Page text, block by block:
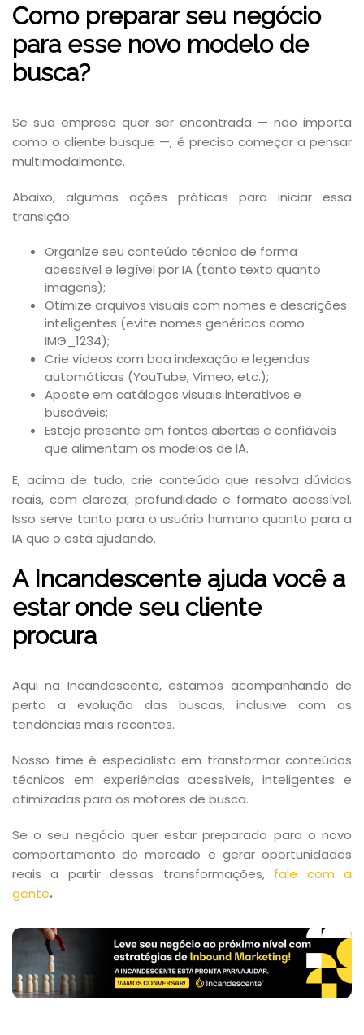
Como preparar seu negócio
para esse novo modelo de
busca?
Se sua empresa quer ser encontrada — não importa
como o cliente busque —, é preciso começar a pensar
multimodalmente.
Abaixo, algumas ações práticas para iniciar essa
transição:
Organize seu conteúdo técnico de forma
acessível e legível por IA (tanto texto quanto
imagens);
Otimize arquivos visuais com nomes e descrições
inteligentes (evite nomes genéricos como
IMG_1234);
Crie vídeos com boa indexação e legendas
automáticas (YouTube, Vimeo, etc.);
Aposte em catálogos visuais interativos e
buscáveis;
Esteja presente em fontes abertas e confiáveis
que alimentam os modelos de IA.
E, acima de tudo, crie conteúdo que resolva dúvidas
reais, com clareza, profundidade e formato acessível.
Isso serve tanto para o usuário humano quanto para a
IA que o está ajudando.
A Incandescente ajuda você a
estar onde seu cliente
procura
Aqui na Incandescente, estamos acompanhando de
perto a evolução das buscas, inclusive com as
tendências mais recentes.
Nosso time é especialista em transformar conteúdos
técnicos em experiências acessíveis, inteligentes e
otimizadas para os motores de busca.
Se o seu negócio quer estar preparado para o novo
comportamento do mercado e gerar oportunidades
reais a partir dessas transformações, fale com a
gente.